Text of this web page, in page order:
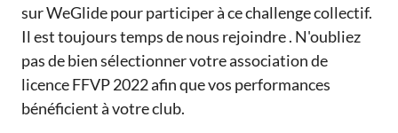
sur WeGlide pour participer à ce challenge collectif.
Il est toujours temps de nous rejoindre . N'oubliez
pas de bien sélectionner votre association de
licence FFVP 2022 afin que vos performances
bénéficient à votre club.